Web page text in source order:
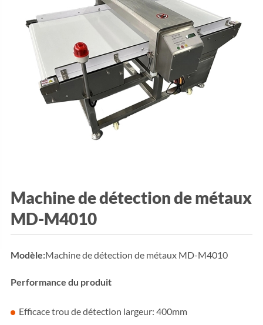
Machine de détection de métaux
MD-M4010
Modèle:Machine de détection de métaux MD-M4010
Performance du produit
Efficace trou de détection largeur: 400mm